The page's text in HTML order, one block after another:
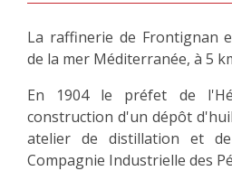
La raffinerie de Frontignan
de la mer Méditerranée, à 5
En 1904 le préfet de
construction d'un dépôt
atelier de distillation et
Compagnie Industrielle des